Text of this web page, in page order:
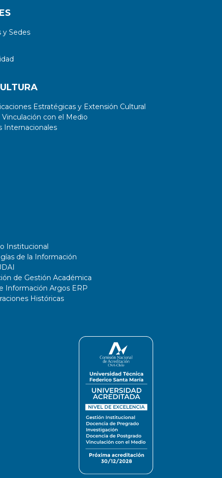
Sedes
Estratégicas y Extensión Cultural
con el Medio
Internacionales
Institucional
de la Información
de Gestión Académica
Información Argos ERP
Históricas